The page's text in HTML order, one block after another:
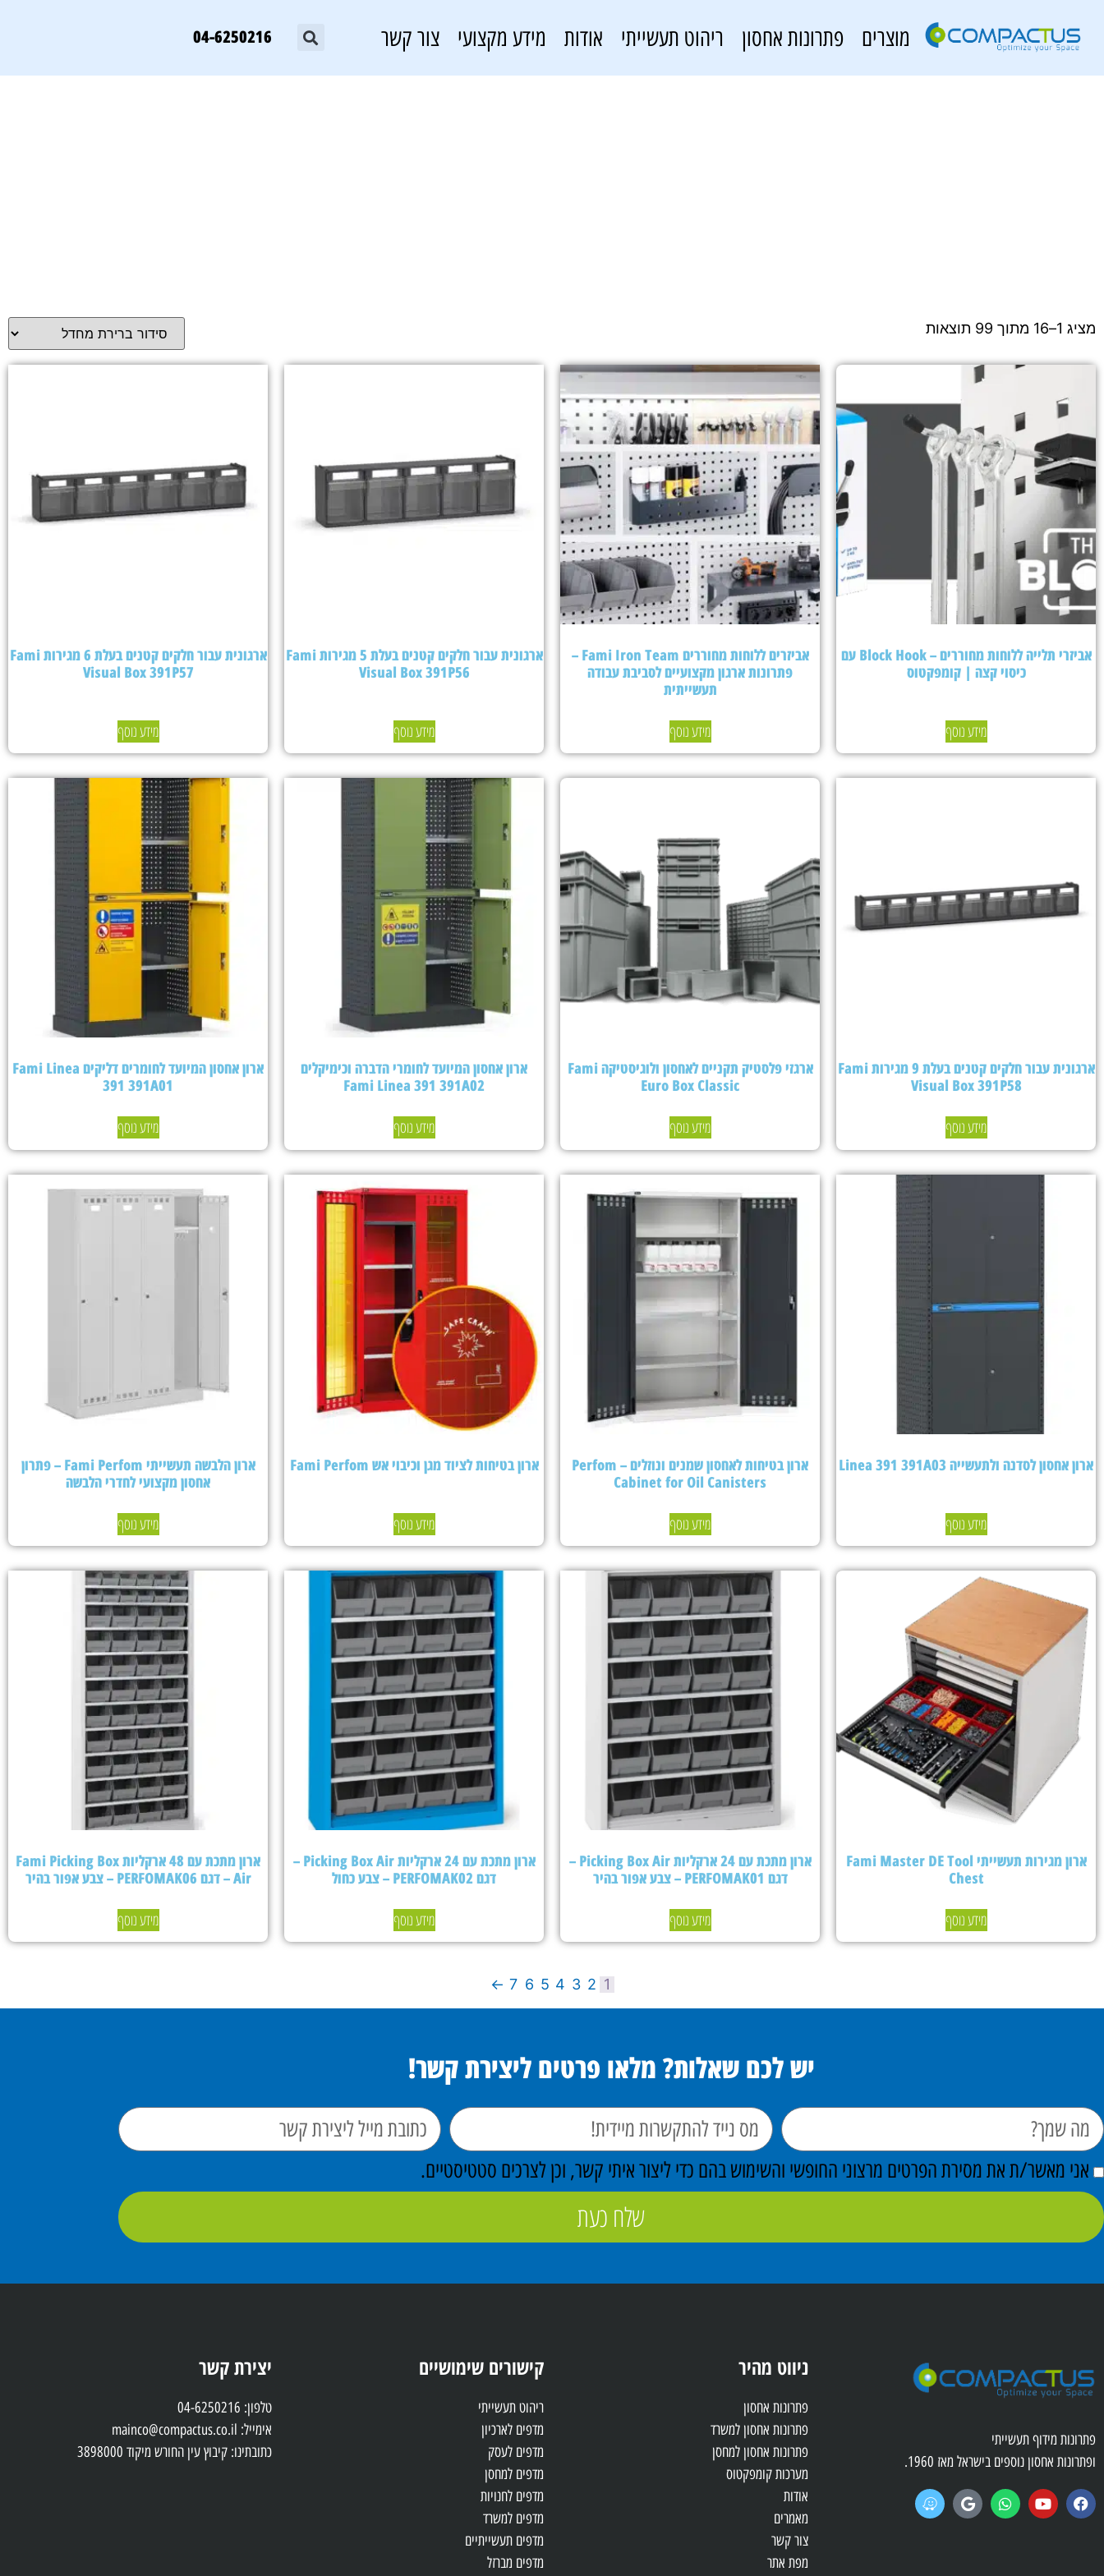
מוצרים פתרונות אחסון ריהוט תעשייתי אודות מידע מקצועי צור קשר 04-6250216
מציג 1–16 מתוך 99 תוצאות
אביזרי תלייה ללוחות מחוררים – Block Hook עם
כיסוי קצה | קומפקטוס
מידע נוסף
אביזרים ללוחות מחוררים Fami Iron Team –
פתרונות ארגון מקצועיים לסביבת עבודה
תעשייתית
מידע נוסף
ארגונית עבור חלקים קטנים בעלת 5 מגירות Fami
Visual Box 391P56
מידע נוסף
ארגונית עבור חלקים קטנים בעלת 6 מגירות Fami
Visual Box 391P57
מידע נוסף
ארגונית עבור חלקים קטנים בעלת 9 מגירות Fami
Visual Box 391P58
מידע נוסף
ארגזי פלסטיק תקניים לאחסון ולוגיסטיקה Fami
Euro Box Classic
מידע נוסף
ארון אחסון המיועד לחומרי הדברה וכימיקלים
Fami Linea 391 391A02
מידע נוסף
ארון אחסון המיועד לחומרים דליקים Fami Linea
391 391A01
מידע נוסף
ארון אחסון לסדנה ולתעשייה Linea 391 391A03
מידע נוסף
ארון בטיחות לאחסון שמנים ונוזלים – Perfom
Cabinet for Oil Canisters
מידע נוסף
ארון בטיחות לציוד מגן וכיבוי אש Fami Perfom
מידע נוסף
ארון הלבשה תעשייתי Fami Perfom – פתרון
אחסון מקצועי לחדרי הלבשה
מידע נוסף
ארון מגירות תעשייתי Fami Master DE Tool
Chest
מידע נוסף
ארון מתכת עם 24 ארקליות Picking Box Air –
דגם PERFOMAK01 – צבע אפור בהיר
מידע נוסף
ארון מתכת עם 24 ארקליות Picking Box Air –
דגם PERFOMAK02 – צבע כחול
מידע נוסף
ארון מתכת עם 48 ארקליות Fami Picking Box
Air – דגם PERFOMAK06 – צבע אפור בהיר
מידע נוסף
1
2
3
4
5
6
7
←
יש לכם שאלות? מלאו פרטים ליצירת קשר!
אני מאשר/ת את מסירת הפרטים מרצוני החופשי והשימוש בהם כדי ליצור איתי קשר, וכן לצרכים סטטיסטיים.
שלח כעת
פתרונות מידוף תעשייתי
ופתרונות אחסון נוספים בישראל מאז 1960.
ניווט מהיר
פתרונות אחסון
פתרונות אחסון למשרד
פתרונות אחסון למחסן
מערכות קומפקטוס
אודות
מאמרים
צור קשר
מפת אתר
קישורים שימושיים
ריהוט תעשייתי
מדפים לארכיון
מדפים לעסק
מדפים למחסן
מדפים לחנויות
מדפים למשרד
מדפים תעשייתיים
מדפים מברזל
יצירת קשר
טלפון: 04-6250216
אימייל: mainco@compactus.co.il
כתובתינו: קיבוץ עין החורש מיקוד 3898000